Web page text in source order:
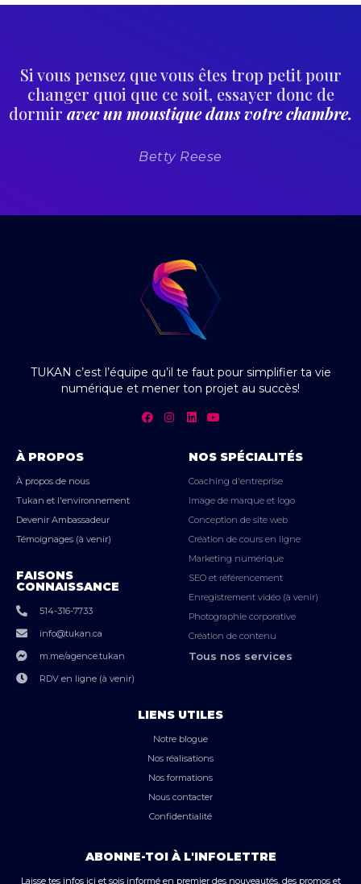
Si vous pensez que vous êtes trop petit pour
changer quoi que ce soit, essayer donc de
dormir avec un moustique dans votre chambre.
Betty Reese
TUKAN c’est l’équipe qu’il te faut pour simplifier ta vie
numérique et mener ton projet au succès!
À PROPOS
À propos de nous
Tukan et l'environnement
Devenir Ambassadeur
Témoignages (à venir)
FAISONS
CONNAISSANCE
514-316-7733
info@tukan.ca
m.me/agence.tukan
RDV en ligne (à venir)
NOS SPÉCIALITÉS
Coaching d'entreprise
Image de marque et logo
Conception de site web
Création de cours en ligne
Marketing numérique
SEO et référencement
Enregistrement vidéo (à venir)
Photographie corporative
Création de contenu
Tous nos services
LIENS UTILES
Notre blogue
Nos réalisations
Nos formations
Nous contacter
Confidentialité
ABONNE-TOI À L'INFOLETTRE
Laisse tes infos ici et sois informé en premier des nouveautés, des promos et